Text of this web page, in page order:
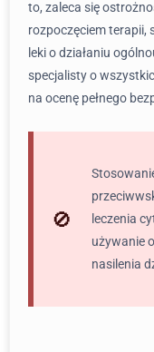
to, zaleca się
rozpoczęciem terapii,
leki o działaniu
specjalisty o
na ocenę pełnego
leczenia
używanie
nasilenia